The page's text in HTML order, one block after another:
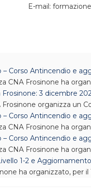
E-mail:
– Corso Antincendio e
CNA Frosinone ha
3 dicembre
organizza un
– Corso Antincendio e
CNA Frosinone ha
– Corso Antincendio e
CNA Frosinone ha
1-2 e Aggiornamento
ha organizzato, per il